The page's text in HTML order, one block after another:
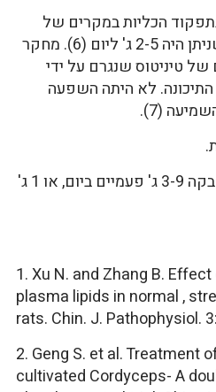
הכליות במקרים של
אי-ספיקה כרונית. המינון שניתן היה 2-5 ג' ליום (6). מחקר
טיניטוס שנגרם על ידי
התיכונה. לא היתה השפעה
(7).
חליטה או אבקה 3-9 ג' פעמיים ביום, או 1 ג'
1. Xu N. and Zhang B.
plasma lipids in normal ,
rats. Chin. J. Pathophysiol.
2. Geng S. et al. Treatment
cultivated Cordyceps- A